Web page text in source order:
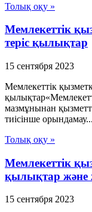
Толық оқу »
Мемлекеттік
теріс қылықтар
15 сентября 2023
Мемлекеттік
мазмұнынан
тиісінше орындамау...
Толық оқу »
Мемлекеттік
қылықтар және
15 сентября 2023